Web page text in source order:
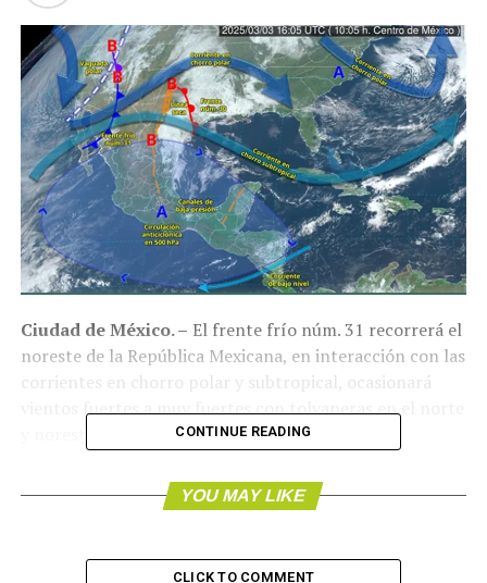
Ciudad de México. – El frente frío núm. 31 recorrerá el
noreste de la República Mexicana, en interacción con las
corrientes en chorro polar y subtropical, ocasionará
vientos fuertes a muy fuertes con tolvaneras en el norte
Canal de baja presión sobre el centro y oriente del
territorio nacional aunado a inestabilidad en niveles
descargas eléctricas y posible caída de granizo en zonas
CONTINUE READING
YOU MAY LIKE
CLICK TO COMMENT